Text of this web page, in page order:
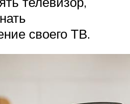
своего ТВ.